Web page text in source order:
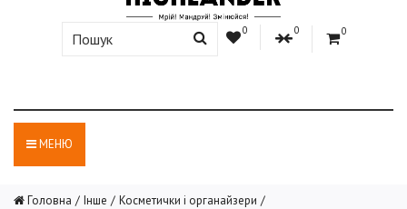
0 0 0
МЕНЮ
Головна Інше
Косметички і органайзери